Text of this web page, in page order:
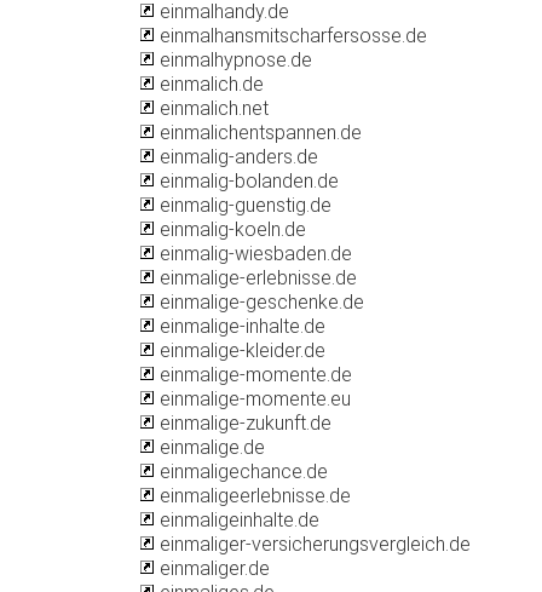
einmalhandy.de
einmalhansmitscharfersosse.de
einmalhypnose.de
einmalich.de
einmalich.net
einmalichentspannen.de
einmalig-anders.de
einmalig-bolanden.de
einmalig-guenstig.de
einmalig-koeln.de
einmalig-wiesbaden.de
einmalige-erlebnisse.de
einmalige-geschenke.de
einmalige-inhalte.de
einmalige-kleider.de
einmalige-momente.de
einmalige-momente.eu
einmalige-zukunft.de
einmalige.de
einmaligechance.de
einmaligeerlebnisse.de
einmaligeinhalte.de
einmaliger-versicherungsvergleich.de
einmaliger.de